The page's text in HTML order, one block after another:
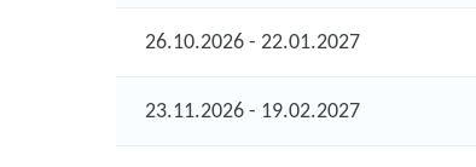
26.10.2026 - 22.01.2027
23.11.2026 - 19.02.2027